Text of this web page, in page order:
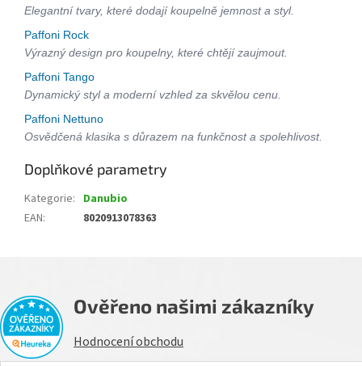
Elegantní tvary, které dodají koupelně jemnost a styl.
Paffoni Rock
Výrazný design pro koupelny, které chtějí zaujmout.
Paffoni Tango
Dynamický styl a moderní vzhled za skvělou cenu.
Paffoni Nettuno
Osvědčená klasika s důrazem na funkčnost a spolehlivost.
Doplňkové parametry
Kategorie: Danubio
EAN: 8020913078363
Ověřeno našimi zákazníky
Hodnocení obchodu